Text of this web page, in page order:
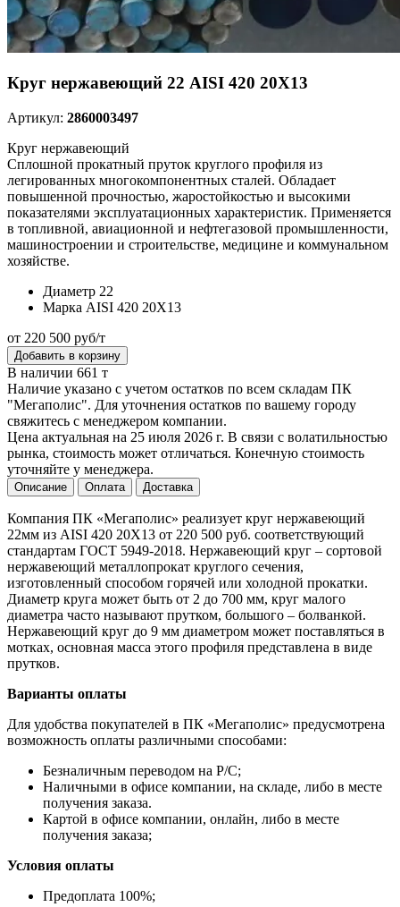
Круг нержавеющий 22 AISI 420 20Х13
Артикул: 2860003497
Круг нержавеющий
Сплошной прокатный пруток круглого профиля из
легированных многокомпонентных сталей. Обладает
повышенной прочностью, жаростойкостью и высокими
показателями эксплуатационных характеристик. Применяется
в топливной, авиационной и нефтегазовой промышленности,
машиностроении и строительстве, медицине и коммунальном
хозяйстве.
Диаметр 22
Марка AISI 420 20Х13
от 220 500 руб/т
Добавить в корзину
В наличии 661 т
Наличие указано с учетом остатков по всем складам ПК
"Мегаполис". Для уточнения остатков по вашему городу
свяжитесь с менеджером компании.
Цена актуальная на 25 июля 2026 г. В связи с волатильностью
рынка, стоимость может отличаться. Конечную стоимость
уточняйте у менеджера.
Описание Оплата Доставка
Компания ПК «Мегаполис» реализует круг нержавеющий
22мм из AISI 420 20Х13 от 220 500 руб. соответствующий
стандартам ГОСТ 5949-2018. Нержавеющий круг – сортовой
нержавеющий металлопрокат круглого сечения,
изготовленный способом горячей или холодной прокатки.
Диаметр круга может быть от 2 до 700 мм, круг малого
диаметра часто называют прутком, большого – болванкой.
Нержавеющий круг до 9 мм диаметром может поставляться в
мотках, основная масса этого профиля представлена в виде
прутков.
Варианты оплаты
Для удобства покупателей в ПК «Мегаполис» предусмотрена
возможность оплаты различными способами:
Безналичным переводом на Р/С;
Наличными в офисе компании, на складе, либо в месте
получения заказа.
Картой в офисе компании, онлайн, либо в месте
получения заказа;
Условия оплаты
Предоплата 100%;